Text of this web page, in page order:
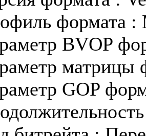
формата :
BVOP
матрицы
GOP